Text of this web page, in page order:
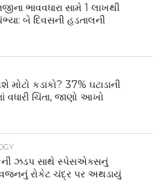
ભાવવધારા સામે 1 લાખથી
બે દિવસની હડતાલની
મોટો કડાકો? 37% ઘટાડાની
વધારી ચિંતા, જાણો આખો
ઝડપ સાથે સ્પેસએક્સનું
રોકેટ ચંદ્ર પર અથડાયું